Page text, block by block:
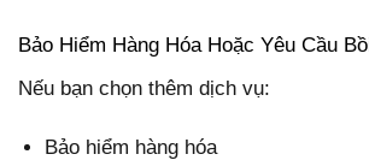
Bảo Hiểm Hàng Hóa Hoặc Yêu Cầu
Nếu bạn chọn thêm dịch vụ:
Bảo hiểm hàng hóa